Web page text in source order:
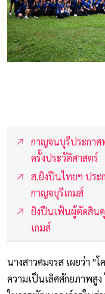
กาญจนบุรีประกา
ครั้งประวัติศาสตร์
ส.ยิงปืนไทยฯ ปร
กาญจบุรีเกมส์
ยิงปืนเฟ้นผู้ตัดสิน
เกมส์
นางสาวศมจรส เผยว่า "
ความเป็นเลิศศักยภาพสู